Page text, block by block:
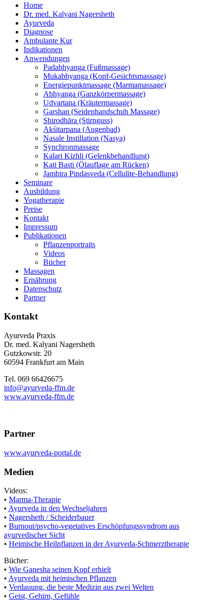
Home
Dr. med. Kalyani Nagersheth
Ayurveda
Diagnose
Ambulante Kur
Indikationen
Anwendungen
Padabhyanga (Fußmassage)
Mukabhyanga (Kopf-Gesichtsmassage)
Energiepunktmassage (Marmamassage)
Abhyanga (Ganzkörpermassage)
Udvartana (Kräutermassage)
Garshan (Seidenhandschuh Massage)
Shirodhāra (Stirnguss)
Akśitarpana (Augenbad)
Nasale Instillation (Nasya)
Synchronmassage
Kalari Kizhli (Gelenkbehandlung)
Kati Basti (Ölauflage am Rücken)
Jambira Pindasveda (Cellulite-Behandlung)
Seminare
Ausbildung
Yogatherapie
Preise
Kontakt
Impressum
Publikationen
Pflanzenportraits
Videos
Bücher
Massagen
Ernährung
Datenschutz
Partner
Kontakt
Ayurveda Praxis
Dr. med. Kalyani Nagersheth
Gutzkowstr. 20
60594 Frankfurt am Main
Tel. 069 66426675
info@ayurveda-ffm.de
www.ayurveda-ffm.de
Partner
www.ayurveda-portal.de
Medien
Videos:
• Marma-Therapie
• Ayurveda in den Wechseljahren
• Nagersheth / Scheiderbauer
• Burnout/psycho-vegetatives Erschöpfungssyndrom aus
ayurvedischer Sicht
• Heimische Heilpflanzen in der Ayurveda-Schmerztherapie
Bücher:
• Wie Ganesha seinen Kopf erhielt
• Ayurveda mit heimischen Pflanzen
• Verdauung, die beste Medizin aus zwei Welten
• Geist, Gehirn, Gefühle